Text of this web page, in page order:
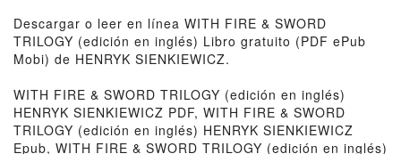
Descargar o leer en línea WITH FIRE & SWORD
TRILOGY (edición en inglés) Libro gratuito (PDF ePub
Mobi) de HENRYK SIENKIEWICZ.
WITH FIRE & SWORD TRILOGY (edición en inglés)
HENRYK SIENKIEWICZ PDF, WITH FIRE & SWORD
TRILOGY (edición en inglés) HENRYK SIENKIEWICZ
Epub, WITH FIRE & SWORD TRILOGY (edición en inglés)